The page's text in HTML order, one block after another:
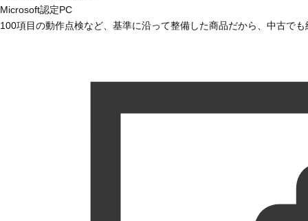
Microsoft認定PC
100項目の動作点検など、基準に沿って整備した商品だから、中古で